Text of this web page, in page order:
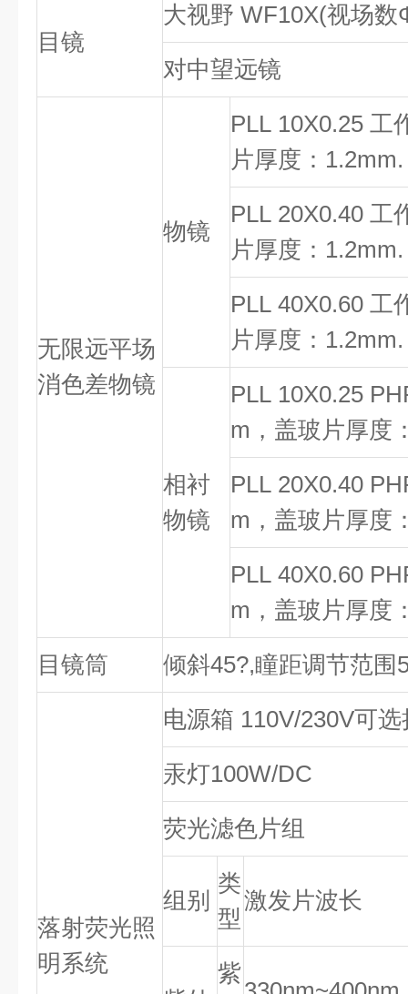
目镜
大视野 WF10X(视场
对中望远镜
无限远平场
消色差物镜
物镜
PLL 10X0.25 工
片厚度：1.2mm.
PLL 20X0.40 工
片厚度：1.2mm.
PLL 40X0.60 工
片厚度：1.2mm.
相衬
物镜
PLL 10X0.25
m，盖玻片厚度
PLL 20X0.40
m，盖玻片厚度
PLL 40X0.60
m，盖玻片厚度
目镜筒
倾斜45?,瞳距调节范围
落射荧光照
明系统
电源箱 110V/230V可选
汞灯100W/DC
荧光滤色片组
组别
类
型
激发片波长
紫